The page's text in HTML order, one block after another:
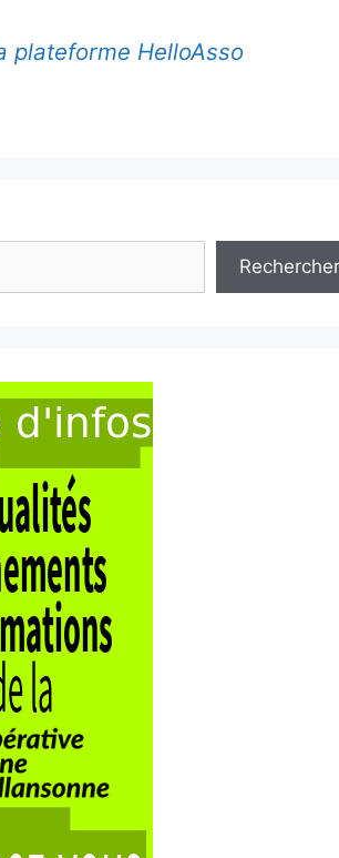
plateforme HelloAsso
Rechercher